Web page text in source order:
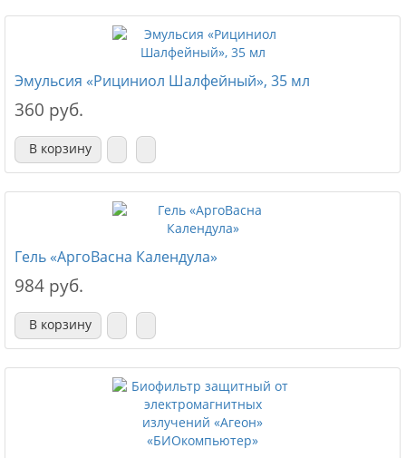
Эмульсия «Рициниол Шалфейный», 35 мл
360 руб.
В корзину
Гель «АргоВасна Календула»
984 руб.
В корзину